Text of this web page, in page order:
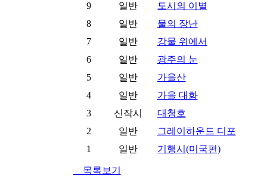
9
일반
도시의 이별
8
일반
물의 장난
7
일반
강물 위에서
6
일반
광주의 눈
5
일반
가을산
4
일반
가을 대화
3
신작시
대청호
2
일반
그레이하운드 디포
1
일반 기행시(미국편)
목록보기